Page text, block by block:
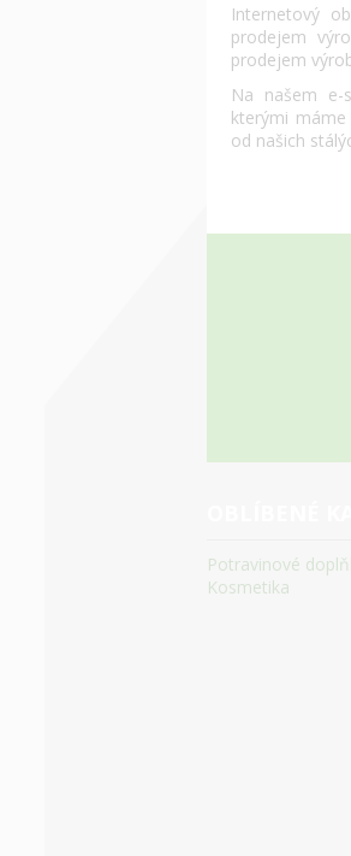
Internetový
prodejem
prodejem
Na našem e-
kterými
od našich
Potravinové
Kosmetika